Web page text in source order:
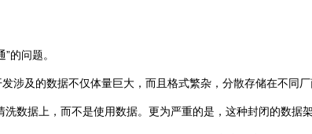
的问题。
涉及的数据不仅体量巨大，而且格式繁杂，分散存储在不同
数据上，而不是使用数据。更为严重的是，这种封闭的数据